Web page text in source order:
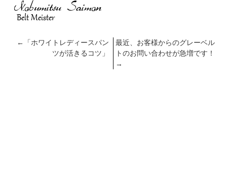
←
「ホワイトレディースパン
ツが活きるコツ」
最近、お客様からのグレーベル
トのお問い合わせが急増です！
→